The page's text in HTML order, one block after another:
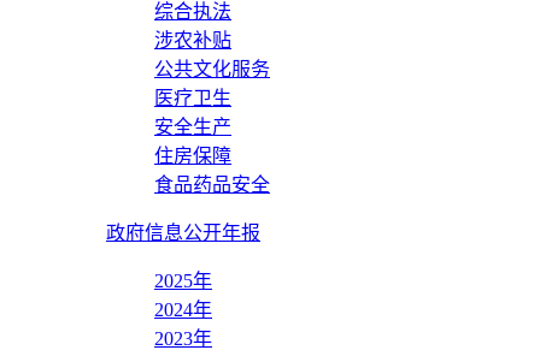
综合执法
涉农补贴
公共文化服务
医疗卫生
安全生产
住房保障
食品药品安全
政府信息公开年报
2025年
2024年
2023年